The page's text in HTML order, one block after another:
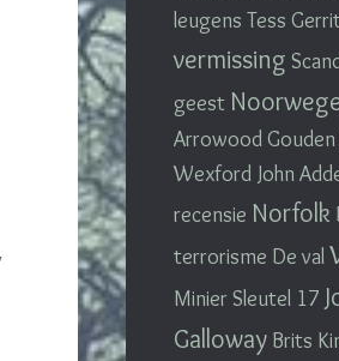
leugens Tess
vermissing
geest
Arrowood
Wexford John
recensie Norfolk
terrorisme De val
MinierSleutel 17
Galloway Brits